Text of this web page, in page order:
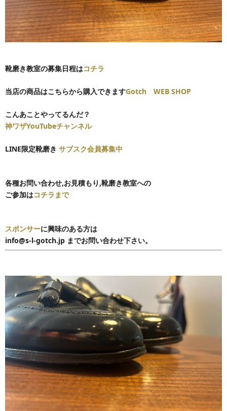
靴磨き教室の募集日程はコチラ
当店の商品はこちらから購入できますGotch WEB SHOP
こんあことやってるんだ？
神ワザYouTubeチャンネル
LINE限定靴磨き サブスク会員募集中
各種お問い合わせ,お見積もり,靴磨き教室への
ご参加はコチラまで
スポンサーに興味のある方は
info@s-l-gotch.jp までお問い合わせ下さい。